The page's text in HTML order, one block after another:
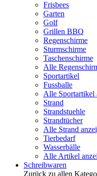
Frisbees
Garten
Golf
Grillen BBQ
Regenschirme
Sturmschirme
Taschenschirme
Alle
Sportartikel
Fussballe
Alle Sportartikel
Strand
Strandstuehle
Strandtücher
Alle Strand
Tierbedarf
Wasserbälle
Alle Artikel
Schreibwaren
Zurück zu allen